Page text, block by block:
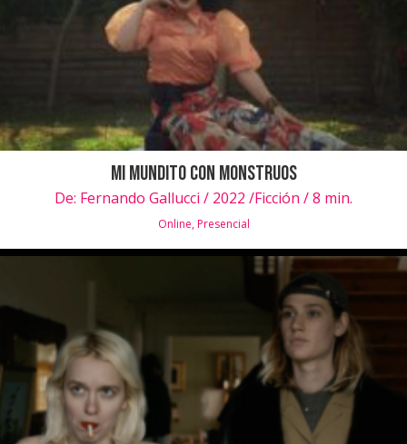
Mi mundito con Monstruos
De: Fernando Gallucci / 2022 /Ficción / 8 min.
Online, Presencial